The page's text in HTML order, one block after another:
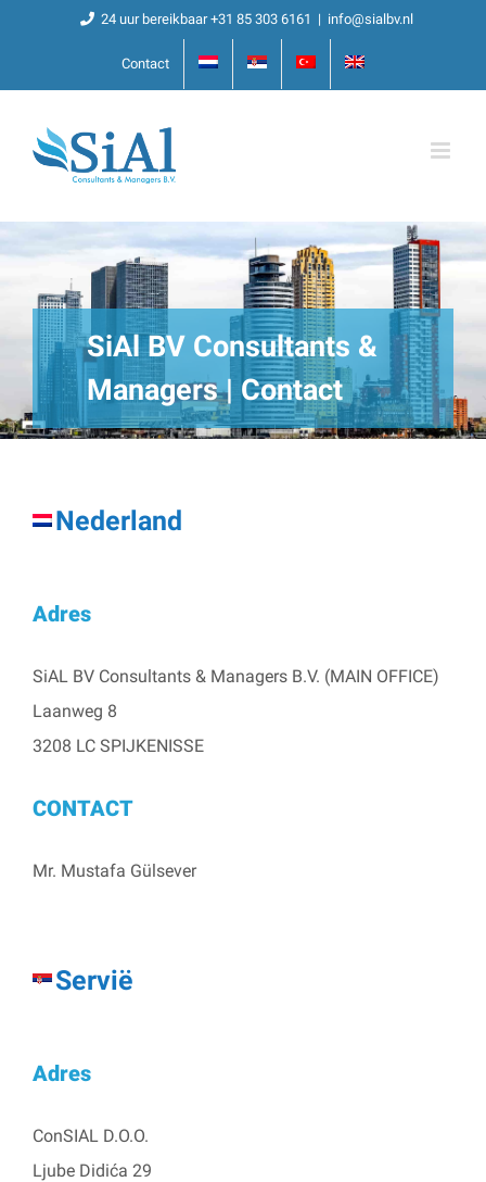
inhoud
24 uur bereikbaar +31 85 303 6161 | info@sialbv.nl
Contact
SiAl BV Consultants &
Managers | Contact
Nederland
Adres
SiAL BV Consultants & Managers B.V. (MAIN OFFICE)
Laanweg 8
3208 LC SPIJKENISSE
CONTACT
Mr. Mustafa Gülsever
Servië
Adres
ConSIAL D.O.O.
Ljube Didića 29